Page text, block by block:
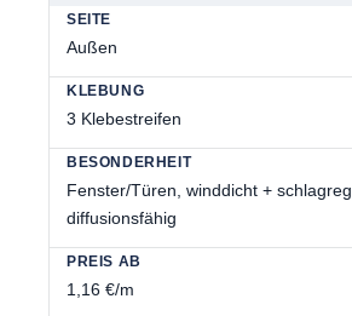
Außen
3 Klebestreifen
Fenster/Türen, winddicht +
diffusionsfähig
1,16 €/m